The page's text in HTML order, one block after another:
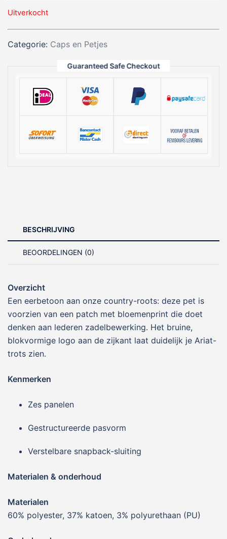
Uitverkocht
Categorie: Caps en Petjes
Guaranteed Safe Checkout
BESCHRIJVING
BEOORDELINGEN (0)
Overzicht
Een eerbetoon aan onze country-roots: deze pet is
voorzien van een patch met bloemenprint die doet
denken aan lederen zadelbewerking. Het bruine,
blokvormige logo aan de zijkant laat duidelijk je Ariat-
trots zien.
Kenmerken
Zes panelen
Gestructureerde pasvorm
Verstelbare snapback-sluiting
Materialen & onderhoud
Materialen
60% polyester, 37% katoen, 3% polyurethaan (PU)